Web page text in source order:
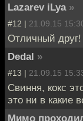
Lazarev iLya »
#12 | 21.09.15
Отличный друг!
Dedal »
#13 | 21.09.15
Свиння, кокс
это ни в какие
Мимо